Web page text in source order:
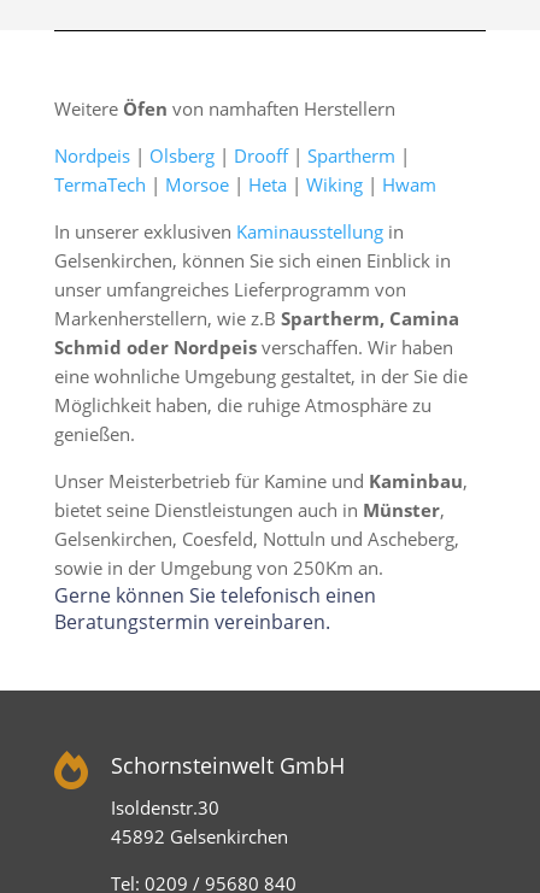
Weitere Öfen von namhaften Herstellern
Nordpeis| Olsberg| Drooff| Spartherm |
TermaTech | Morsoe| Heta| Wiking| Hwam
In unserer exklusiven Kaminausstellungin
Gelsenkirchen, können Sie sich einen Einblick in
unser umfangreiches Lieferprogramm von
Markenherstellern, wie z.B Spartherm, Camina
Schmid oder Nordpeisverschaffen. Wir haben
eine wohnliche Umgebung gestaltet, in der Sie die
Möglichkeit haben, die ruhige Atmosphäre zu
genießen.
Unser Meisterbetrieb für Kamine und Kaminbau,
bietet seine Dienstleistungen auch in Münster,
Gelsenkirchen, Coesfeld, Nottuln und Ascheberg,
sowie in der Umgebung von 250Km an.
Gerne können Sie telefonisch einen
Beratungstermin vereinbaren.
 Schornsteinwelt GmbH
Isoldenstr.30
45892 Gelsenkirchen
Tel: 0209 / 95680 840